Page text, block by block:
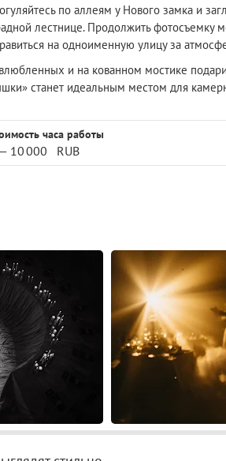
по аллеям у Нового замка и
лестнице. Продолжить фотосъемку
на одноименную улицу за
и на кованном мостике
станет идеальным местом для
часа работы
— 10000 RUB